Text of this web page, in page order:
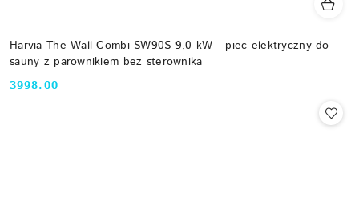
Harvia The Wall Combi SW90S 9,0 kW - piec elektryczny do
sauny z parownikiem bez sterownika
Cena:
3998.00